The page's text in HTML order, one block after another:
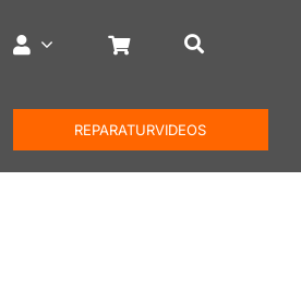
REPARATURVIDEOS